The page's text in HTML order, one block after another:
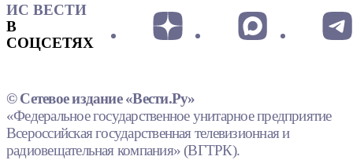
ИС ВЕСТИ
В
СОЦСЕТЯХ
© Сетевое издание «Вести.Ру»
«Федеральное государственное унитарное предприятие
Всероссийская государственная телевизионная и
радиовещательная компания» (ВГТРК).